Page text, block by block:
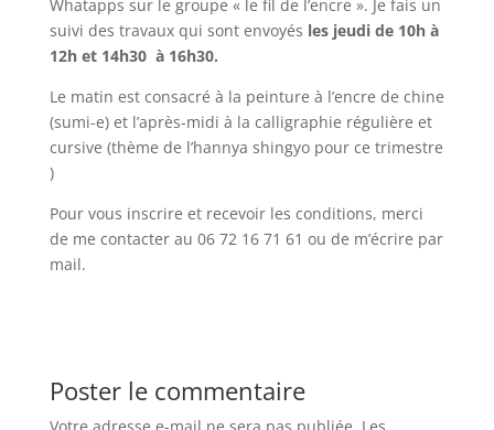
Whatapps sur le groupe « le fil de l’encre ». Je fais un
suivi des travaux qui sont envoyés les jeudi de 10h à
12h et 14h30 à 16h30.
Le matin est consacré à la peinture à l’encre de chine
(sumi-e) et l’après-midi à la calligraphie régulière et
cursive (thème de l’hannya shingyo pour ce trimestre
)
Pour vous inscrire et recevoir les conditions, merci
de me contacter au 06 72 16 71 61 ou de m’écrire par
mail.
Poster le commentaire